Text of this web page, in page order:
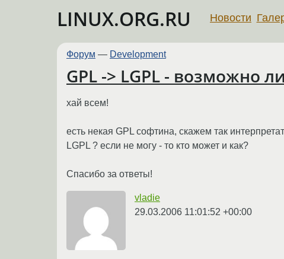
LINUX.ORG.RU Новости
Форум — Development
GPL -> LGPL - возможно
хай всем!
есть некая GPL софтина, скажем так
LGPL ? если не могу - то кто может и как?
Спасибо за ответы!
vladie
29.03.2006 11:01:52 +00:00